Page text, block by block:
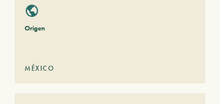
Origen
MÉXICO